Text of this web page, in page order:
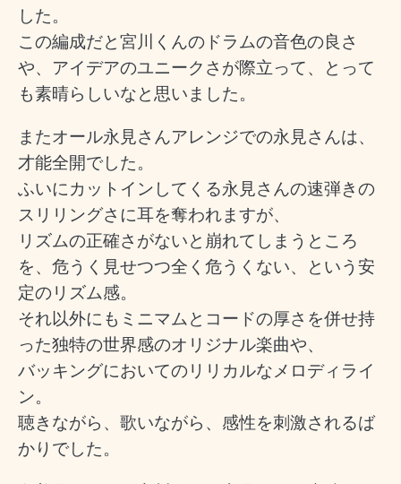
した。
この編成だと宮川くんのドラムの音色の良さ
や、アイデアのユニークさが際立って、とって
も素晴らしいなと思いました。
またオール永見さんアレンジでの永見さんは、
才能全開でした。
ふいにカットインしてくる永見さんの速弾きの
スリリングさに耳を奪われますが、
リズムの正確さがないと崩れてしまうところ
を、危うく見せつつ全く危うくない、という安
定のリズム感。
それ以外にもミニマムとコードの厚さを併せ持
った独特の世界感のオリジナル楽曲や、
バッキングにおいてのリリカルなメロディライ
ン。
聴きながら、歌いながら、感性を刺激されるば
かりでした。